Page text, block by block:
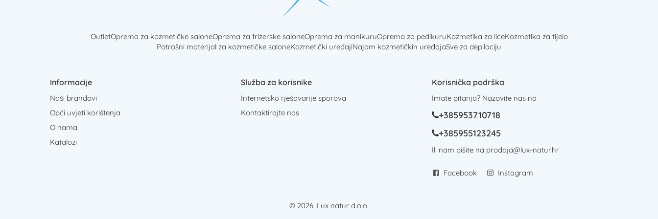
OutletOprema za kozmetičke saloneOprema za frizerske saloneOprema za manikuruOprema za pedikuruKozmetika za liceKozmetika za tijelo
Potrošni materijal za kozmetičke saloneKozmetički uređajiNajam kozmetičkih uređajaSve za depilaciju
Informacije
Naši brandovi
Opći uvjeti korištenja
O nama
Katalozi
Služba za korisnike
Internetsko rješavanje sporova
Kontaktirajte nas
Korisnička podrška
Imate pitanja? Nazovite nas na
+385953710718
+385955123245
Ili nam pišite na prodaja@lux-natur.hr
Facebook Instagram
© 2026. Lux natur d.o.o.